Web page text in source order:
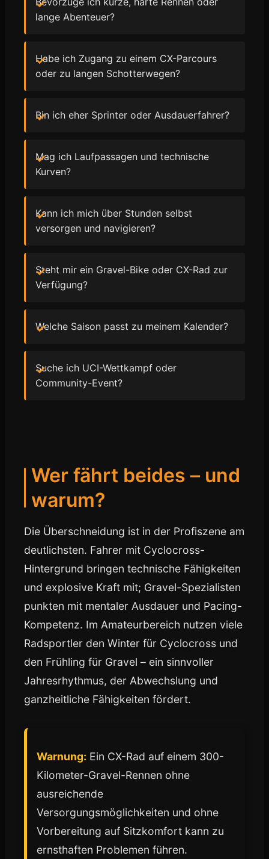
lange Abenteuer?
Habe ich Zugang zu einem CX-Parcours
oder zu langen Schotterwegen?
Bin ich eher Sprinter oder Ausdauerfahrer?
Mag ich Laufpassagen und technische
Kurven?
Kann ich mich über Stunden selbst
versorgen und navigieren?
Steht mir ein Gravel-Bike oder CX-Rad zur
Verfügung?
Welche Saison passt zu meinem Kalender?
Suche ich UCI-Wettkampf oder
Community-Event?
Wer fährt beides – und
warum?
Die Überschneidung ist in der Profiszene am
deutlichsten. Fahrer mit Cyclocross-
Hintergrund bringen technische Fähigkeiten
und explosive Kraft mit; Gravel-Spezialisten
punkten mit mentaler Ausdauer und Pacing-
Kompetenz. Im Amateurbereich nutzen viele
Radsportler den Winter für Cyclocross und
den Frühling für Gravel – ein sinnvoller
Jahresrhythmus, der Abwechslung und
ganzheitliche Fähigkeiten fördert.
Warnung: Ein CX-Rad auf einem 300-
Kilometer-Gravel-Rennen ohne
ausreichende
Versorgungsmöglichkeiten und ohne
Vorbereitung auf Sitzkomfort kann zu
ernsthaften Problemen führen.